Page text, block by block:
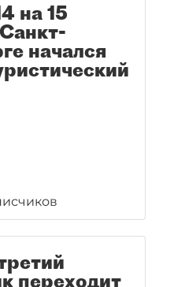
на 15
начался
переходит